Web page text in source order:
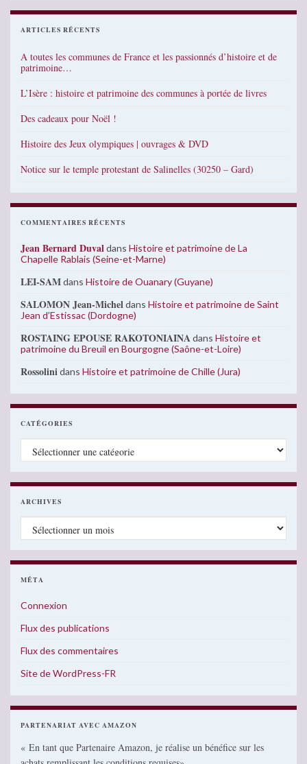
ARTICLES RÉCENTS
A toutes les communes de France et les passionnés d’histoire et de
patrimoine…
L’Isère : histoire et patrimoine des communes à portée de livres
Des cadeaux pour Noël !
Histoire des Jeux olympiques | ouvrages & DVD
Notice sur le temple protestant de Salinelles (30250 – Gard)
COMMENTAIRES RÉCENTS
Jean Bernard Duvaldans Histoire et patrimoine de La
Chapelle Rablais (Seine-et-Marne)
LEI-SAMdans Histoire de Ouanary (Guyane)
SALOMON Jean-Micheldans Histoire et patrimoine de Saint
Jean d’Estissac (Dordogne)
ROSTAING EPOUSE RAKOTONIAINAdans Histoire et
patrimoine du Breuil en Bourgogne (Saône-et-Loire)
Rossolinidans Histoire et patrimoine de Chille (Jura)
CATÉGORIES
Catégories
ARCHIVES
Archives
MÉTA
Connexion
Flux des publications
Flux des commentaires
Site de WordPress-FR
PARTENARIAT AVEC AMAZON
« En tant que Partenaire Amazon, je réalise un bénéfice sur les